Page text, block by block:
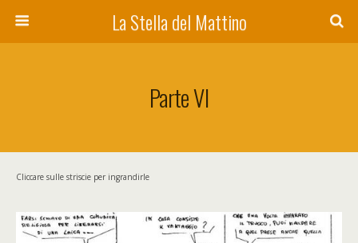
La Stella del Mattino
Parte VI
Cliccare sulle striscie per ingrandirle